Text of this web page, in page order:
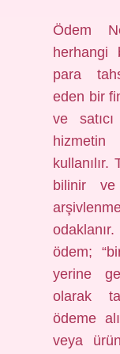
Ödem
herhangi
para
eden bir
ve
bilinir ve
ödem;
yerine
olarak
ödeme
veya